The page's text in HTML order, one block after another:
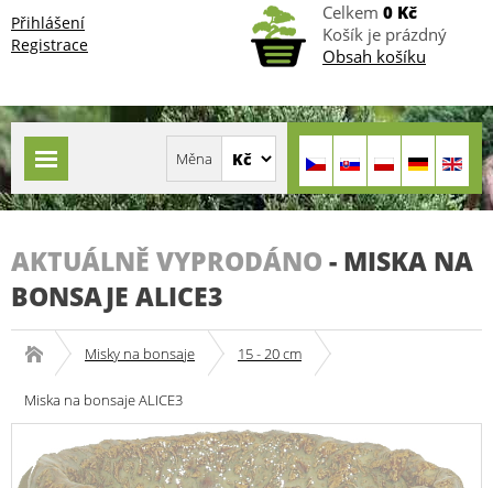
Přihlášení
Registrace
Celkem 0 Kč
Košík je prázdný
Obsah košíku
AKTUÁLNĚ VYPRODÁNO - MISKA NA
BONSAJE ALICE3
Misky na bonsaje 15 - 20 cm
Miska na bonsaje ALICE3